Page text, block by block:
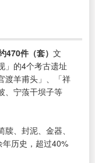
470件（套） 文
」的4个考古遗址
渡羊甫头」、「祥
、宁蒗干坝子等
、封泥、金器、
历史，超过40%